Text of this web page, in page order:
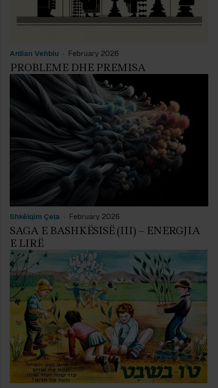
Ardian Vehbiu February 2026
PROBLEME DHE PREMISA
Shkëlqim Çela February 2026
SAGA E BASHKËSISË (III) – ENERGJIA
E LIRË